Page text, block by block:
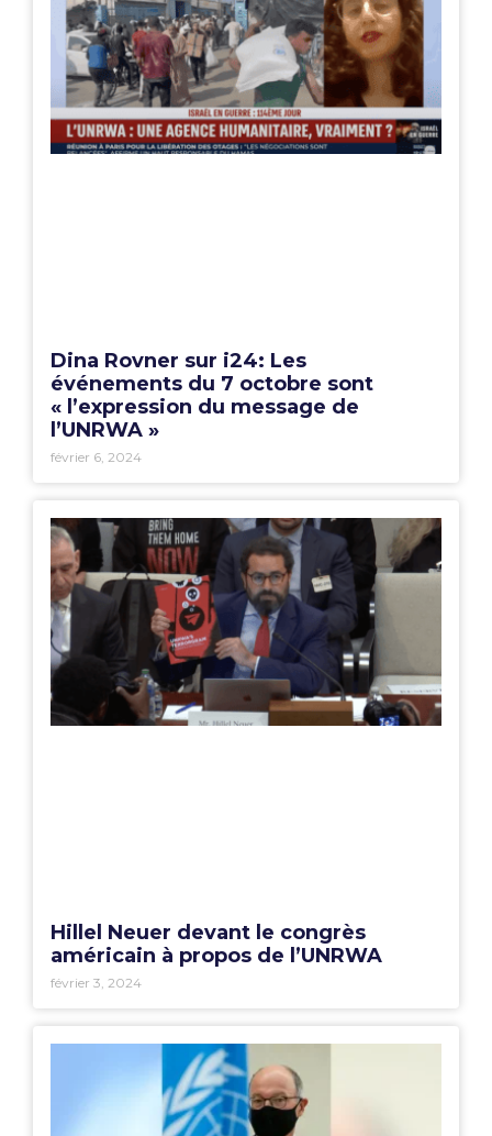
Dina Rovner sur i24: Les
événements du 7 octobre sont
« l’expression du message de
l’UNRWA »
février 6, 2024
Hillel Neuer devant le congrès
américain à propos de l’UNRWA
février 3, 2024